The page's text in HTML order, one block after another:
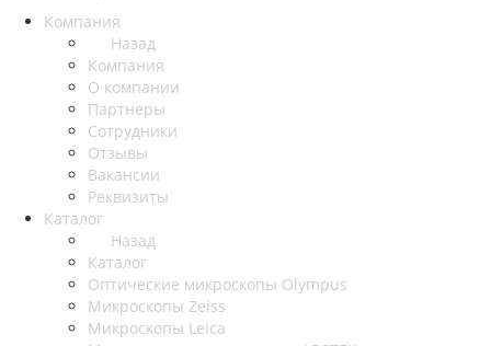
Компания
Назад
Компания
О компании
Партнеры
Сотрудники
Отзывы
Вакансии
Реквизиты
Каталог
Назад
Каталог
Оптические микроскопы Olympus
Микроскопы Zeiss
Микроскопы Leica